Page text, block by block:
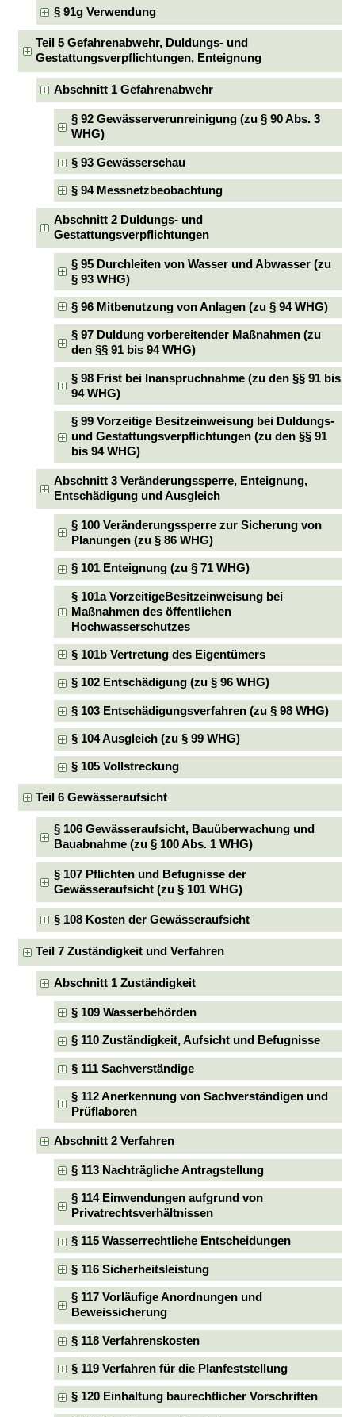
§ 91g Verwendung
Teil 5 Gefahrenabwehr, Duldungs- und
Gestattungsverpflichtungen, Enteignung
Abschnitt 1 Gefahrenabwehr
§ 92 Gewässerverunreinigung (zu § 90 Abs. 3
WHG)
§ 93 Gewässerschau
§ 94 Messnetzbeobachtung
Abschnitt 2 Duldungs- und
Gestattungsverpflichtungen
§ 95 Durchleiten von Wasser und Abwasser (zu
§ 93 WHG)
§ 96 Mitbenutzung von Anlagen (zu § 94 WHG)
§ 97 Duldung vorbereitender Maßnahmen (zu
den §§ 91 bis 94 WHG)
§ 98 Frist bei Inanspruchnahme (zu den §§ 91 bis
94 WHG)
§ 99 Vorzeitige Besitzeinweisung bei Duldungs-
und Gestattungsverpflichtungen (zu den §§ 91
bis 94 WHG)
Abschnitt 3 Veränderungssperre, Enteignung,
Entschädigung und Ausgleich
§ 100 Veränderungssperre zur Sicherung von
Planungen (zu § 86 WHG)
§ 101 Enteignung (zu § 71 WHG)
§ 101a VorzeitigeBesitzeinweisung bei
Maßnahmen des öffentlichen
Hochwasserschutzes
§ 101b Vertretung des Eigentümers
§ 102 Entschädigung (zu § 96 WHG)
§ 103 Entschädigungsverfahren (zu § 98 WHG)
§ 104 Ausgleich (zu § 99 WHG)
§ 105 Vollstreckung
Teil 6 Gewässeraufsicht
§ 106 Gewässeraufsicht, Bauüberwachung und
Bauabnahme (zu § 100 Abs. 1 WHG)
§ 107 Pflichten und Befugnisse der
Gewässeraufsicht (zu § 101 WHG)
§ 108 Kosten der Gewässeraufsicht
Teil 7 Zuständigkeit und Verfahren
Abschnitt 1 Zuständigkeit
§ 109 Wasserbehörden
§ 110 Zuständigkeit, Aufsicht und Befugnisse
§ 111 Sachverständige
§ 112 Anerkennung von Sachverständigen und
Prüflaboren
Abschnitt 2 Verfahren
§ 113 Nachträgliche Antragstellung
§ 114 Einwendungen aufgrund von
Privatrechtsverhältnissen
§ 115 Wasserrechtliche Entscheidungen
§ 116 Sicherheitsleistung
§ 117 Vorläufige Anordnungen und
Beweissicherung
§ 118 Verfahrenskosten
§ 119 Verfahren für die Planfeststellung
§ 120 Einhaltung baurechtlicher Vorschriften